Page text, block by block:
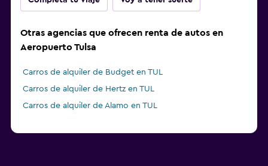
Otras agencias que ofrecen renta de autos en
Aeropuerto Tulsa
Carros de alquiler de Budget en TUL
Carros de alquiler de Hertz en TUL
Carros de alquiler de Alamo en TUL